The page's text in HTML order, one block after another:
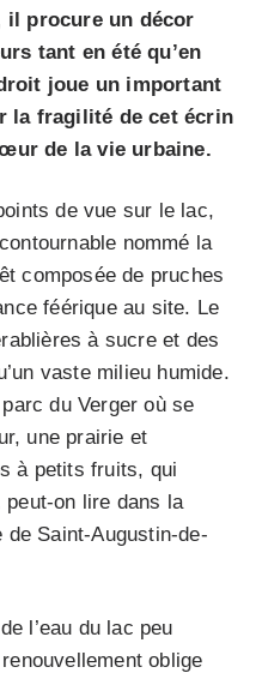
il procure un décor
tant en été qu’en
joue un important
la fragilité de cet écrin
de la vie urbaine.
de vue sur le lac,
nommé la
composée de pruches
féérique au site. Le
à sucre et des
vaste milieu humide.
du Verger où se
une prairie et
à petits fruits, qui
on lire dans la
Saint-Augustin-de-
l’eau du lac peu
oblige